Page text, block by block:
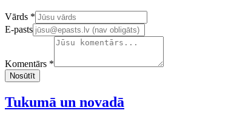
Confirm your email address
Vārds *
E-pasts
Komentārs *
Nosūtīt
Tukumā un novadā